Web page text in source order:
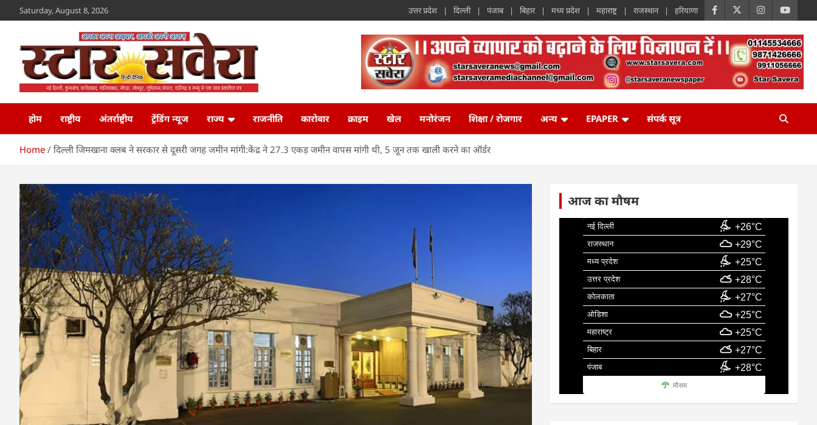
to
Saturday, August 8, 2026 उत्तर प्रदेश दिल्ली पंजाब बिहार मध्य प्रदेश महाराष्ट्र राजस्थान हरियाणा
Star Savera
होम
राष्ट्रीय अंतर्राष्ट्रीय ट्रेंडिंग न्यूज राज्य राजनीति कारोबार क्राइम खेल मनोरंजन शिक्षा / रोजगार अन्य EPAPER संपर्क सूत्र
Home दिल्ली जिमखाना क्लब ने सरकार से दूसरी जगह जमीन मांगी:केंद्र ने 27.3 एकड़ जमीन वापस मांगी थी, 5 जून तक खाली करने का ऑर्डर
आज का मौषम
नई दिल्ली +26°C
राजस्थान +29°C
मध्य प्रदेश +25°C
उत्तर प्रदेश +28°C
कोलकाता +27°C
ओडिशा +25°C
महाराष्ट्र +25°C
बिहार +27°C
पंजाब +28°C
मौसम